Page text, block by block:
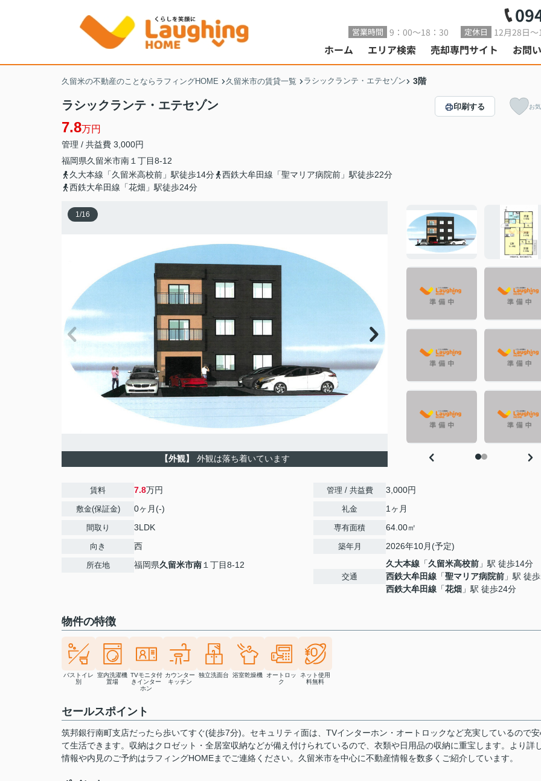
営業時間 9：00～18：30 定休日 12月28日
ホーム エリア検索 売却専門サイト お問
久留米の不動産のことならラフィングHOME 久留米市の賃貸一覧 ラシックランテ・エテセゾン 3階
ラシックランテ・エテセゾン
7.8万円
管理 / 共益費 3,000円
福岡県久留米市南 １丁目8-12
久大本線「久留米高校前」駅徒歩14分
西鉄大牟田線「聖マリア病院前」駅徒歩22分
西鉄大牟田線「花畑」駅徒歩24分
印刷する お
1/16
【外観】 外観は落ち着いています
賃料 7.8万円
敷金(保証金) 0ヶ月(-)
間取り 3LDK
向き 西
所在地 福岡県久留米市南 １丁目8-12
管理 / 共益費 3,000円
礼金 1ヶ月
専有面積 64.00㎡
築年月 2026年10月(予定)
交通
久大本線 「久留米高校前 」駅 徒歩14分
西鉄大牟田線 「聖マリア病院前 」駅 徒
西鉄大牟田線 「花畑 」駅 徒歩24分
物件の特徴
バストイレ
別
室内洗濯機
置場
TVモニタ付
きインター
ホン
カウンター
キッチン
独立洗面台 浴室乾燥機
オートロッ
ク
ネット使用
料無料
セールスポイント
筑邦銀行南町支店だったら歩いてすぐ(徒歩7分)。セキュリティ面は、TVインターホン・オートロックなど充実しているので
て生活できます。収納はクロゼット・全居室収納などが備え付けられているので、衣類や日用品の収納に重宝します。より詳
情報や内見のご予約はラフィングHOMEまでご連絡ください。久留米市を中心に不動産情報を数多くご紹介しています。